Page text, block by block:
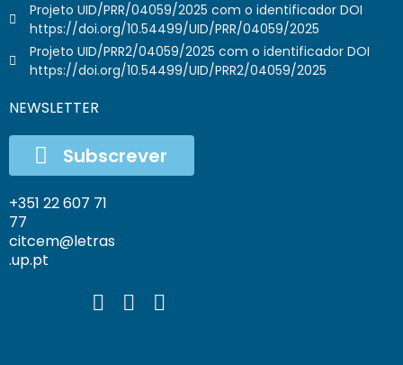
Projeto UID/PRR/04059/2025 com o identificador DOI
https://doi.org/10.54499/UID/PRR/04059/2025
Projeto UID/PRR2/04059/2025 com o identificador DOI
https://doi.org/10.54499/UID/PRR2/04059/2025
NEWSLETTER
Subscrever
+351 22 607 71
77
citcem@letras
.up.pt